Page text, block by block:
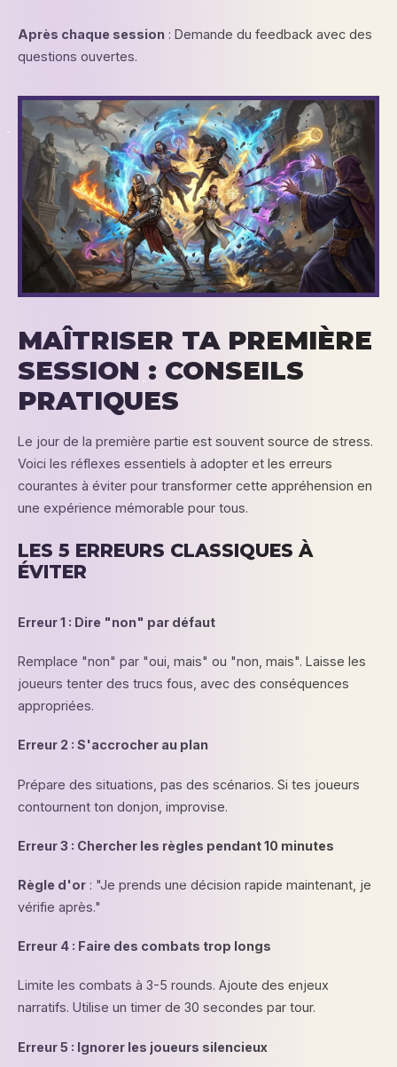
Après chaque session : Demande du feedback avec des
questions ouvertes.
MAÎTRISER TA PREMIÈRE
SESSION : CONSEILS
PRATIQUES
Le jour de la première partie est souvent source de stress.
Voici les réflexes essentiels à adopter et les erreurs
courantes à éviter pour transformer cette appréhension en
une expérience mémorable pour tous.
LES 5 ERREURS CLASSIQUES À
ÉVITER
Erreur 1 : Dire "non" par défaut
Remplace "non" par "oui, mais" ou "non, mais". Laisse les
joueurs tenter des trucs fous, avec des conséquences
appropriées.
Erreur 2 : S'accrocher au plan
Prépare des situations, pas des scénarios. Si tes joueurs
contournent ton donjon, improvise.
Erreur 3 : Chercher les règles pendant 10 minutes
Règle d'or : "Je prends une décision rapide maintenant, je
vérifie après."
Erreur 4 : Faire des combats trop longs
Limite les combats à 3-5 rounds. Ajoute des enjeux
narratifs. Utilise un timer de 30 secondes par tour.
Erreur 5 : Ignorer les joueurs silencieux